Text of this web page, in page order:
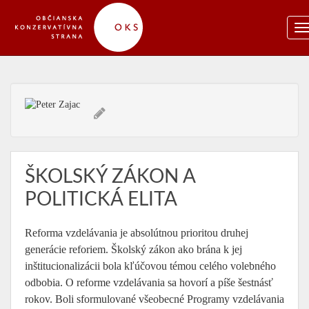
ŠKOLSKÝ ZÁKON A
POLITICKÁ ELITA
Reforma vzdelávania je absolútnou prioritou druhej
generácie reforiem. Školský zákon ako brána k jej
inštitucionalizácii bola kľúčovou témou celého volebného
odbobia. O reforme vzdelávania sa hovorí a píše šestnásť
rokov. Boli sformulované všeobecné Programy vzdelávania